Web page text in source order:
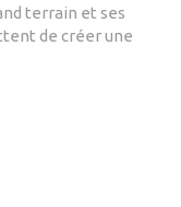
terrain et ses
de créer une